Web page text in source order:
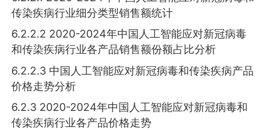
传染疾病行业细分类型销售额统计
6.2.2.2 2020-2024年中国人工智能应对新冠病毒
和传染疾病行业各产品销售额份额占比分析
6.2.2.3 中国人工智能应对新冠病毒和传染疾病产品
价格走势分析
6.2.3 2020-2024年中国人工智能应对新冠病毒和
传染疾病行业各产品价格走势